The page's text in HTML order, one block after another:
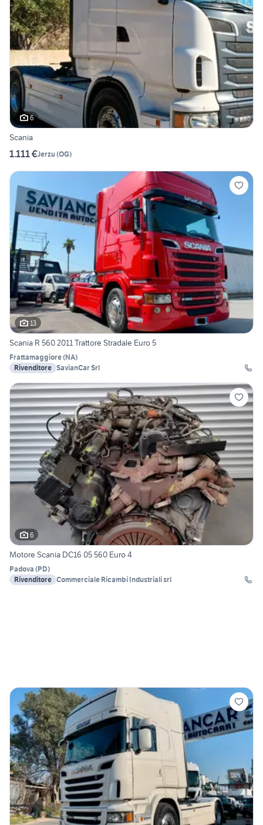
6
Scania
1.111 €Jerzu(OG)
13
Scania R 560 2011 Trattore Stradale Euro 5
Frattamaggiore(NA)
Rivenditore SavianCar Srl
6
Motore Scania DC16 05 560 Euro 4
Padova (PD)
Rivenditore Commerciale Ricambi Industriali srl